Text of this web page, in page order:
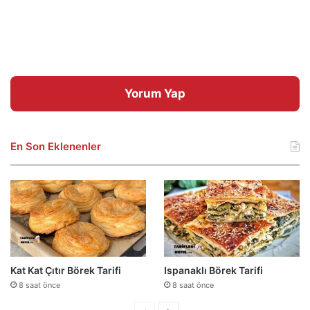
Yorum Yap
En Son Eklenenler
Kat Kat Çıtır Börek Tarifi
8 saat önce
Ispanaklı Börek Tarifi
8 saat önce